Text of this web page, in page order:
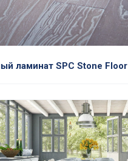
ламинат SPC Stone Floor